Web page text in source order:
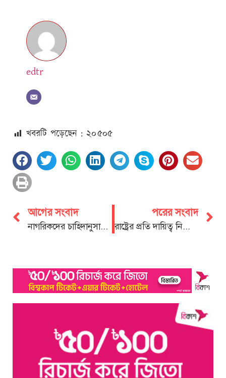
edtr
খবরটি পড়েছেন : ২০৫০৫
আগের সংবাদ
নাগরিকদের চাহিদানুসারে উন্নয়ন পরিকল্পনা সাজানো হবে: আসলাম চৌধুরী
পরের সংবাদ
রাষ্ট্রের প্রতি দায়িত্ব নিশ্চিত করতে হবে: ডিসি জাহিদুল